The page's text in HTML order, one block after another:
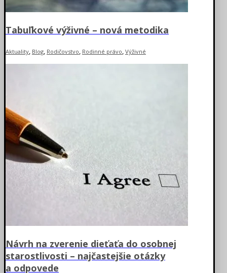
Tabuľkové výživné – nová metodika
Aktuality, Blog, Rodičovstvo, Rodinné právo, Výživné
Návrh na zverenie dieťaťa do osobnej
starostlivosti – najčastejšie otázky
a odpovede